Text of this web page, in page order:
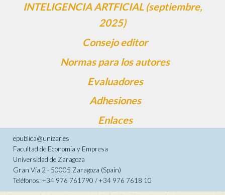
INTELIGENCIA ARTFICIAL (septiembre,
2025)
Consejo editor
Normas para los autores
Evaluadores
Adhesiones
Enlaces
epublica@unizar.es
Facultad de Economía y Empresa
Universidad de Zaragoza
Gran Vía 2 - 50005 Zaragoza (Spain)
Teléfonos: +34 976 761790 / +34 976 7618 10